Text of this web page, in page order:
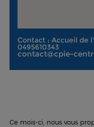
Contact : Accueil de
0495610343
contact@cpie-
Ce mois-ci, nous vous